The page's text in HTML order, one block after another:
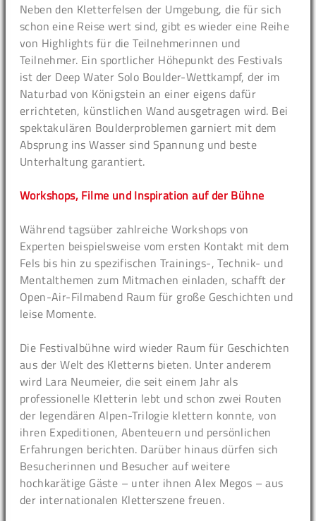
Neben den Kletterfelsen der Umgebung, die für sich
schon eine Reise wert sind, gibt es wieder eine Reihe
von Highlights für die Teilnehmerinnen und
Teilnehmer. Ein sportlicher Höhepunkt des Festivals
ist der Deep Water Solo Boulder-Wettkampf, der im
Naturbad von Königstein an einer eigens dafür
errichteten, künstlichen Wand ausgetragen wird. Bei
spektakulären Boulderproblemen garniert mit dem
Absprung ins Wasser sind Spannung und beste
Unterhaltung garantiert.
Workshops, Filme und Inspiration auf der Bühne
Während tagsüber zahlreiche Workshops von
Experten beispielsweise vom ersten Kontakt mit dem
Fels bis hin zu spezifischen Trainings-, Technik- und
Mentalthemen zum Mitmachen einladen, schafft der
Open-Air-Filmabend Raum für große Geschichten und
leise Momente.
Die Festivalbühne wird wieder Raum für Geschichten
aus der Welt des Kletterns bieten. Unter anderem
wird Lara Neumeier, die seit einem Jahr als
professionelle Kletterin lebt und schon zwei Routen
der legendären Alpen-Trilogie klettern konnte, von
ihren Expeditionen, Abenteuern und persönlichen
Erfahrungen berichten. Darüber hinaus dürfen sich
Besucherinnen und Besucher auf weitere
hochkarätige Gäste – unter ihnen Alex Megos – aus
der internationalen Kletterszene freuen.